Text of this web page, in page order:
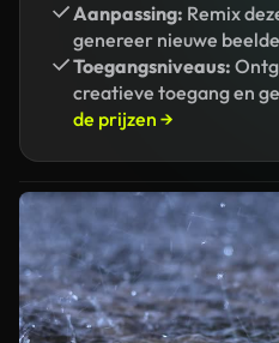
Aanpassing: Remix
genereer nieuwe
Toegangsniveaus:
creatieve toegang en
de prijzen →